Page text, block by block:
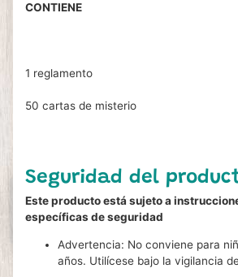
CONTIENE
1 reglamento
50 cartas de misterio
Seguridad del
Este producto está sujeto a
específicas de seguridad
Advertencia: No conviene para
años. Utilícese bajo la vigilancia